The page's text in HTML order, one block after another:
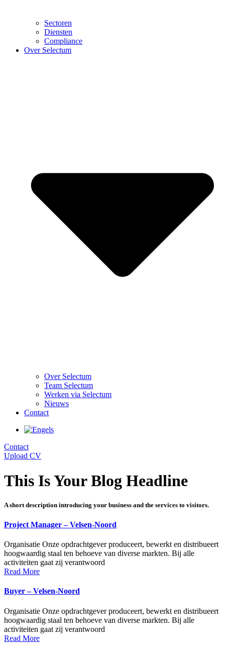
Sectoren
Diensten
Compliance
Over Selectum
Over Selectum
Team Selectum
Werken via Selectum
Nieuws
Contact
Contact
Upload CV
This Is Your Blog Headline
A short description introducing your business and the services to visitors.
Project Manager – Velsen-Noord
Organisatie Onze opdrachtgever produceert, bewerkt en distribueert
hoogwaardig staal ten behoeve van diverse markten. Bij alle
activiteiten gaat zij verantwoord
Read More
Buyer – Velsen-Noord
Organisatie Onze opdrachtgever produceert, bewerkt en distribueert
hoogwaardig staal ten behoeve van diverse markten. Bij alle
activiteiten gaat zij verantwoord
Read More